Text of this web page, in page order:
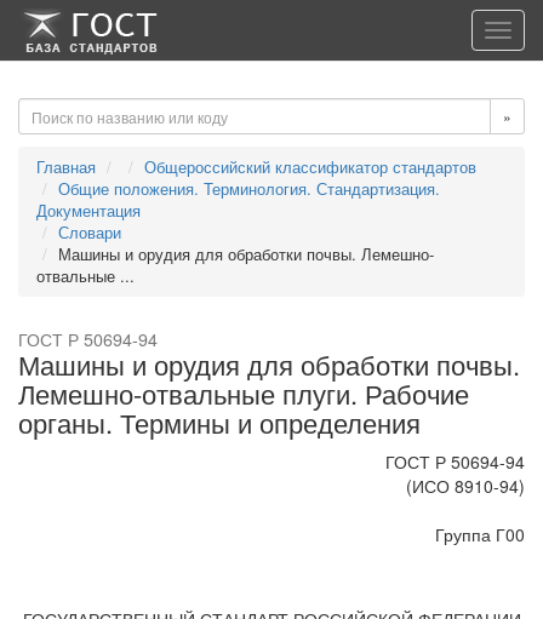
-->-->
»
Главная
Общероссийский классификатор стандартов
Общие положения. Терминология. Стандартизация.
Документация
Словари
Машины и орудия для обработки почвы. Лемешно-
отвальные ...
ГОСТ Р 50694-94
Машины и орудия для обработки почвы.
Лемешно-отвальные плуги. Рабочие
органы. Термины и определения
ГОСТ Р 50694-94
(ИСО 8910-94)
Группа Г00